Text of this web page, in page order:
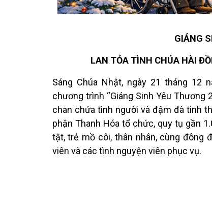
GIÁNG
LAN TỎA TÌNH CHÚA HÀI
Sáng Chúa Nhật, ngày 21 tháng 12
chương trình “Giáng Sinh Yêu
chan chứa tình người và đậm đà tinh
phận Thanh Hóa tổ chức, quy tụ gần
tật, trẻ mồ côi, thân nhân, cùng đông
viên và các tình nguyện viên phục vụ.